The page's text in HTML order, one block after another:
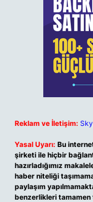
Reklam ve İletişim:
Yasal Uyarı: Bu
şirketi ile hiçbir
hazırladığımız
haber niteliği
paylaşım
benzerlikleri